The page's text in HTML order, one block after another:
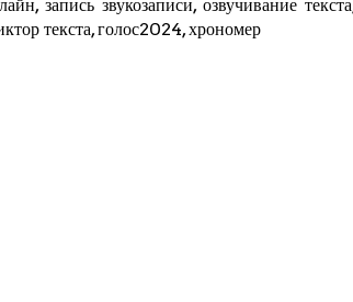
запись звукозаписи, озвучивание
текста, голос2024,хрономер